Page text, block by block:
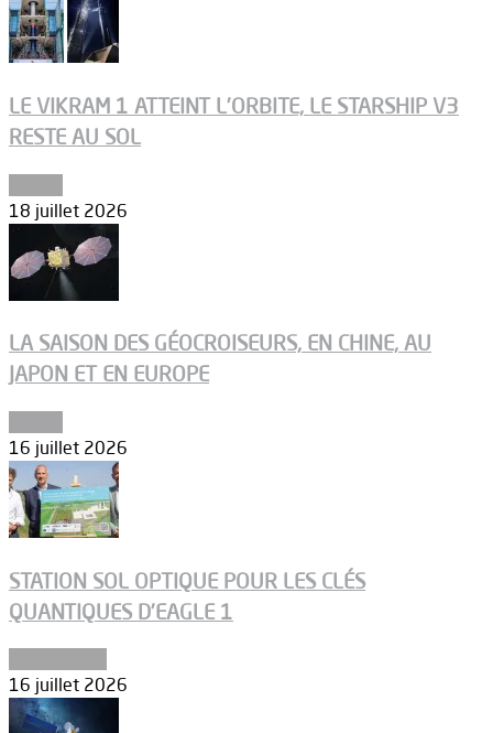
LE VIKRAM 1 ATTEINT L’ORBITE, LE STARSHIP V3
RESTE AU SOL
18 juillet 2026
LA SAISON DES GÉOCROISEURS, EN CHINE, AU
JAPON ET EN EUROPE
16 juillet 2026
STATION SOL OPTIQUE POUR LES CLÉS
QUANTIQUES D’EAGLE 1
16 juillet 2026